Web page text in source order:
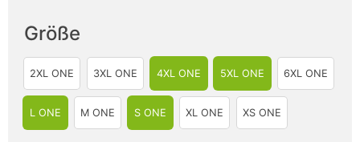
Größe
2XL ONE 3XL ONE 4XL ONE 5XL ONE 6XL ONE
L ONE M ONE S ONE XL ONE XS ONE